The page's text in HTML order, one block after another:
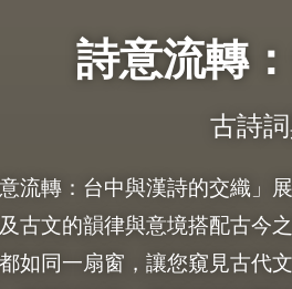
詩意流轉
古詩
流轉：台中與漢詩的交織」
古文的韻律與意境搭配古今
如同一扇窗，讓您窺見古代